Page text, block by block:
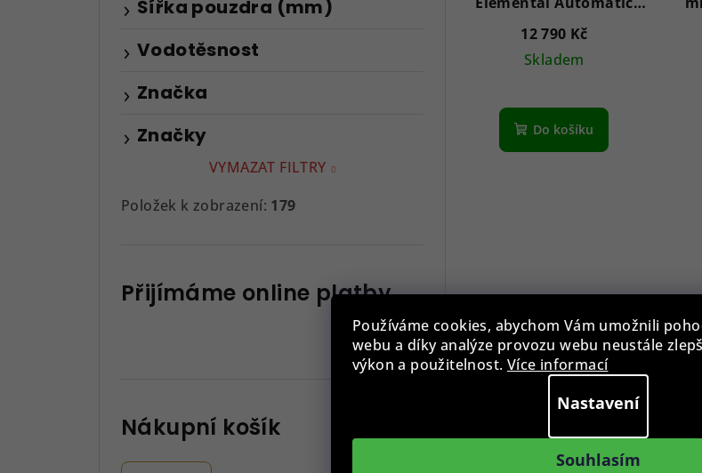
Používáme cookies, abychom Vám umožnili
webu a díky analýze provozu webu neustále
výkon a použitelnost. Více informací
Nastavení
Souhlasím
Značky
Šířka pouzdra (mm)
Vodotěsnost
Značka
VYMAZAT FILTRY
Položek k zobrazení: 179
Přijímáme online platby
Nákupní košík
43mm 5ATM
12 790 Kč
Skladem
Do košíku
Řemínek RB.13279 (22
mm) - červeno-černý,
Červená || Černá
1 590 Kč
Skladem